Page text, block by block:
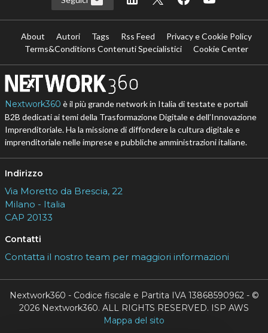
About Autori Tags Rss Feed
Privacy e Cookie Policy
Terms&Conditions Contenuti Specialistici
Cookie Center
Nextwork360 è il più grande network in Italia di testate e portali
B2B dedicati ai temi della Trasformazione Digitale e dell’Innovazione
Imprenditoriale. Ha la missione di diffondere la cultura digitale e
imprenditoriale nelle imprese e pubbliche amministrazioni italiane.
Indirizzo
Via Moretto da Brescia, 22
Milano - Italia
CAP 20133
Contatti
Contatta il nostro team per maggiori informazioni
Nextwork360 - Codice fiscale e Partita IVA 13868590962 - ©
2026 Nextwork360. ALL RIGHTS RESERVED. ISP AWS
Mappa del sito